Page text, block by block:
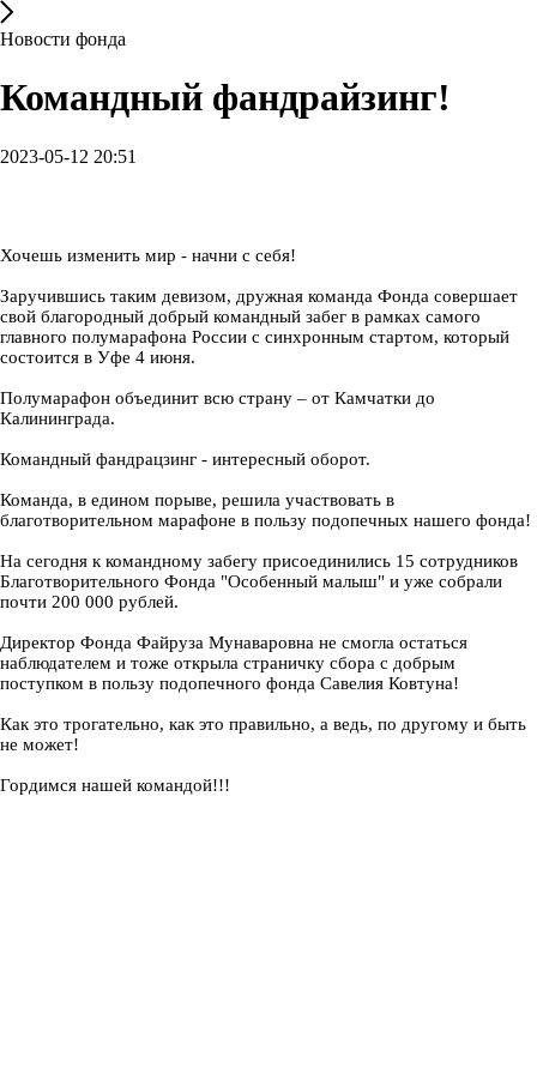
Новости фонда
Командный фандрайзинг!
2023-05-12 20:51
Хочешь изменить мир - начни с себя!
Заручившись таким девизом, дружная команда Фонда совершает
свой благородный добрый командный забег в рамках самого
главного полумарафона России с синхронным стартом, который
состоится в Уфе 4 июня.
Полумарафон объединит всю страну – от Камчатки до
Калининграда.
Командный фандрацзинг - интересный оборот.
Команда, в едином порыве, решила участвовать в
благотворительном марафоне в пользу подопечных нашего фонда!
На сегодня к командному забегу присоединились 15 сотрудников
Благотворительного Фонда "Особенный малыш" и уже собрали
почти 200 000 рублей.
Директор Фонда Файруза Мунаваровна не смогла остаться
наблюдателем и тоже открыла страничку сбора с добрым
поступком в пользу подопечного фонда Савелия Ковтуна!
Как это трогательно, как это правильно, а ведь, по другому и быть
не может!
Гордимся нашей командой!!!